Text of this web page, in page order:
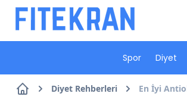
Spor Diyet
Diyet Rehberleri En İyi